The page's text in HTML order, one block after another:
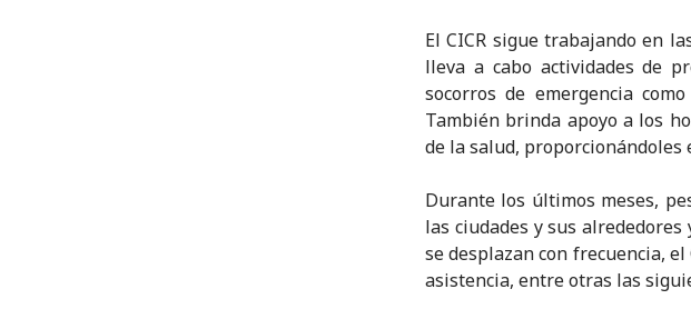
El CICR sigue trabajando en
lleva a cabo actividades de
socorros de emergencia
También brinda apoyo a los
de la salud, proporcionándoles
Durante los últimos meses,
las ciudades y sus
se desplazan con frecuencia,
asistencia, entre otras las